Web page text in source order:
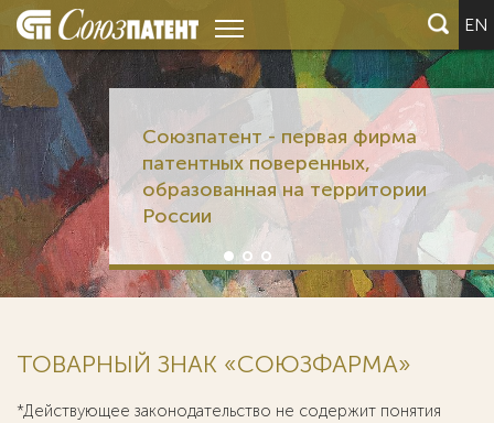
EN
Союзпатент - первая фирма
патентных поверенных,
образованная на территории
России
ТОВАРНЫЙ ЗНАК «СОЮЗФАРМА»
*Действующее законодательство не содержит понятия